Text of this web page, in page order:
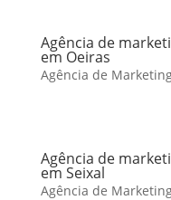
Agência de
em Oeiras
Agência de
Agência de
em Seixal
Agência de